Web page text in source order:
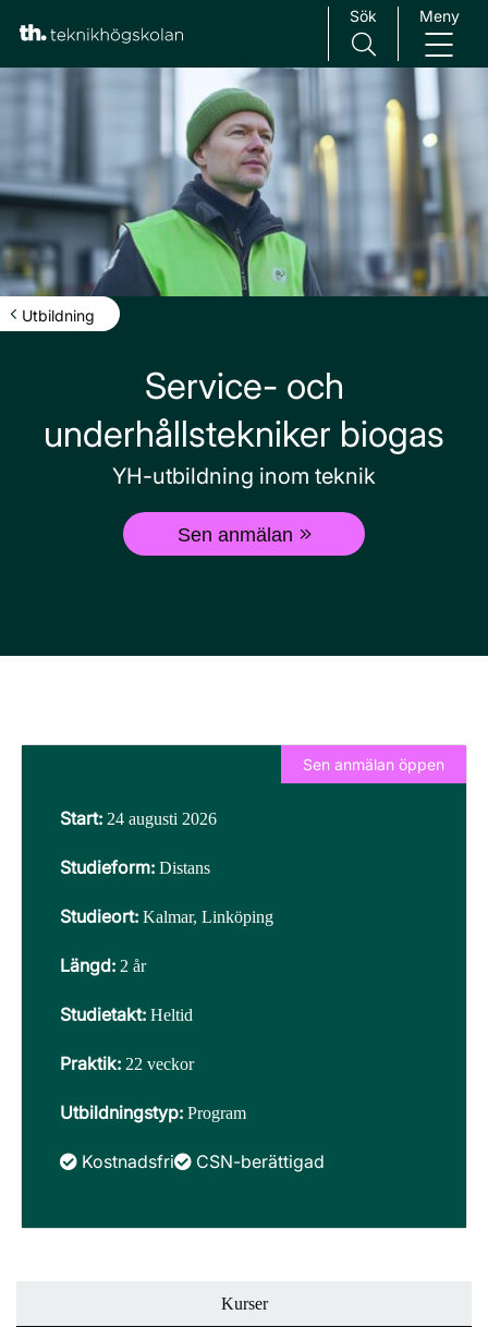
Main Navigation
Sök Meny
Utbildning
Service- och
underhållstekniker biogas
YH-utbildning inom teknik
Sen anmälan
Start: 24 augusti 2026
Studieform: Distans
Studieort: Kalmar, Linköping
Längd: 2 år
Studietakt: Heltid
Praktik: 22 veckor
Utbildningstyp: Program
Sen anmälan öppen
Kostnadsfri CSN-berättigad
Kurser